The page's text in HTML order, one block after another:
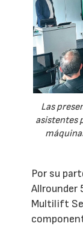
Las
asistentes
Por su
Allrounder
Multilift